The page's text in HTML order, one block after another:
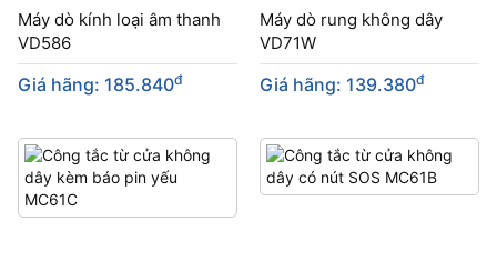
Máy dò kính loại âm thanh
VD586
Giá hãng: 185.840đ
Máy dò rung không dây
VD71W
Giá hãng: 139.380đ